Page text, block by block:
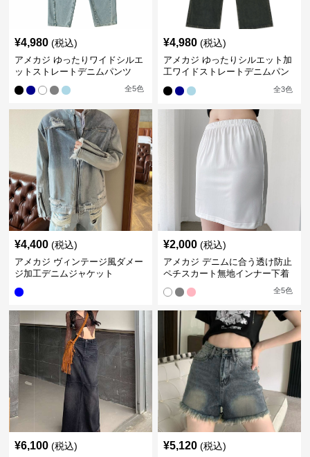
¥4,980 (税込)
アメカジ ゆったりワイドシルエ
ットストレートデニムパンツ
全5色
¥4,980 (税込)
アメカジ ゆったりシルエット加
工ワイドストレートデニムパン
全3色
¥4,400 (税込)
アメカジ ヴィンテージ風ダメー
ジ加工デニムジャケット
¥2,000 (税込)
アメカジ デニムに合う透け防止
ペチスカート無地インナー下着
全5色
¥6,100 (税込) ¥5,120 (税込)